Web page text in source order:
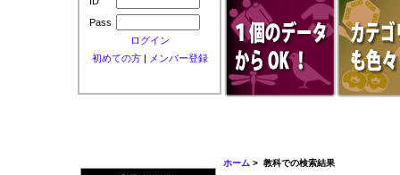
Pass
ログイン
初めての方| メンバー登録
ホーム > 教科での検索結果